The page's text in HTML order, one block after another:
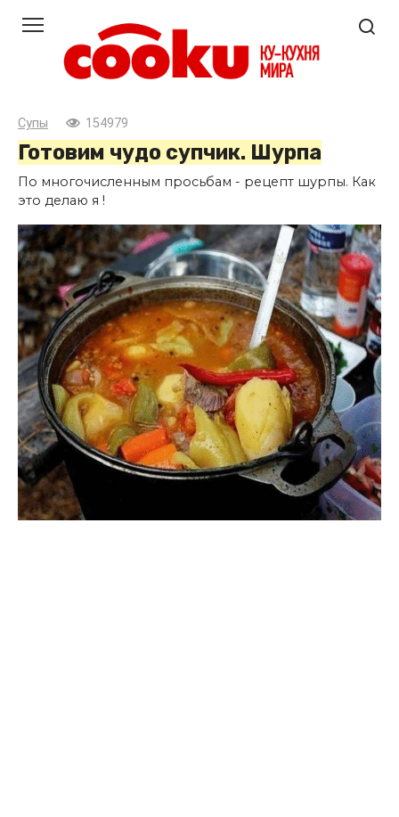
контенту
Супы 154979
Готовим чудо супчик. Шурпа
По многочисленным просьбам - рецепт шурпы. Как
это делаю я !